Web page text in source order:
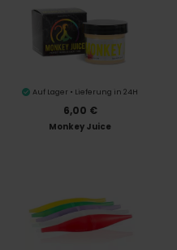
Auf Lager • Lieferung in 24H
6,00 €
Monkey Juice